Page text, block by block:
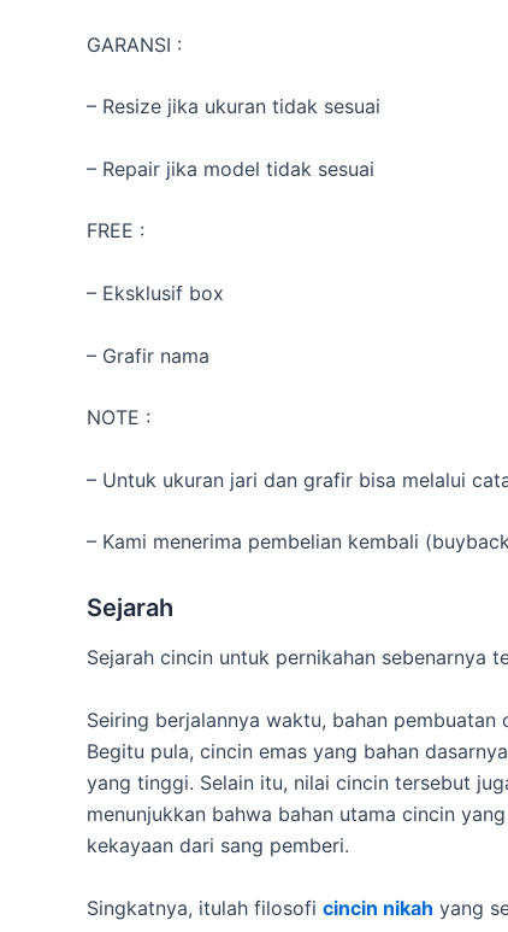
GARANSI :
– Resize jika ukuran tidak sesuai
– Repair jika model tidak sesuai
FREE :
– Eksklusif box
– Grafir nama
NOTE :
– Untuk ukuran jari dan grafir bisa melalui
– Kami menerima pembelian kembali
Sejarah
Sejarah cincin untuk pernikahan sebenarnya
Seiring berjalannya waktu, bahan
Begitu pula, cincin emas yang bahan
yang tinggi. Selain itu, nilai cincin tersebut
menunjukkan bahwa bahan utama cincin
kekayaan dari sang pemberi.
Singkatnya, itulah filosofi cincin nikah yang